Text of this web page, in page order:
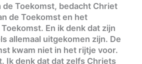
de Toekomst, bedacht Chriet
de Toekomst en het
En ik denk dat zijn
allemaal uitgekomen zijn. De
kwam niet in het rijtje voor.
Ik denk dat dat zelfs Chriets